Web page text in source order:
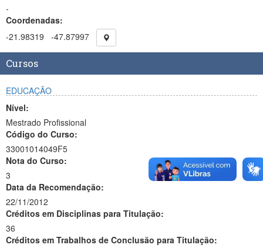
-
Coordenadas:
-21.98319
-47.87997
Cursos
EDUCAÇÃO
Nível:
Mestrado Profissional
Código do Curso:
33001014049F5
Nota do Curso:
3
Data da Recomendação:
22/11/2012
Créditos em Disciplinas para Titulação:
36
Créditos em Trabalhos de Conclusão para Titulação: